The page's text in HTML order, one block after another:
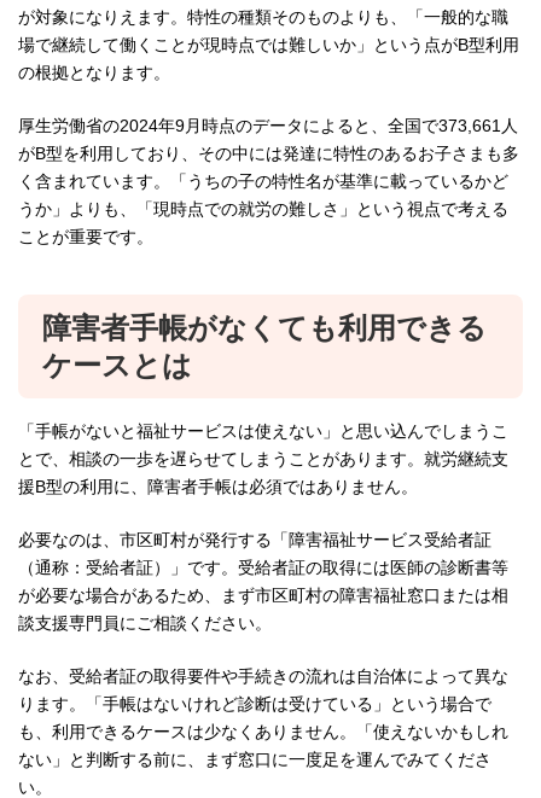
が対象になりえます。特性の種類そのものよりも、「一般的な職
場で継続して働くことが現時点では難しいか」という点がB型利用
の根拠となります。
厚生労働省の2024年9月時点のデータによると、全国で373,661人
がB型を利用しており、その中には発達に特性のあるお子さまも多
く含まれています。「うちの子の特性名が基準に載っているかど
うか」よりも、「現時点での就労の難しさ」という視点で考える
ことが重要です。
障害者手帳がなくても利用できる
ケースとは
「手帳がないと福祉サービスは使えない」と思い込んでしまうこ
とで、相談の一歩を遅らせてしまうことがあります。就労継続支
援B型の利用に、障害者手帳は必須ではありません。
必要なのは、市区町村が発行する「障害福祉サービス受給者証
（通称：受給者証）」です。受給者証の取得には医師の診断書等
が必要な場合があるため、まず市区町村の障害福祉窓口または相
談支援専門員にご相談ください。
なお、受給者証の取得要件や手続きの流れは自治体によって異な
ります。「手帳はないけれど診断は受けている」という場合で
も、利用できるケースは少なくありません。「使えないかもしれ
ない」と判断する前に、まず窓口に一度足を運んでみてくださ
い。